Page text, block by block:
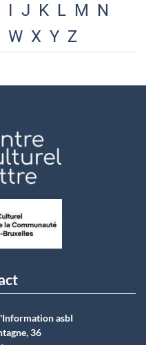
I J K L M N
W X Y Z
asbI
36